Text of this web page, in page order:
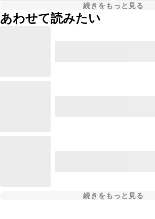
続きをもっと見る
あわせて読みたい
続きをもっと見る